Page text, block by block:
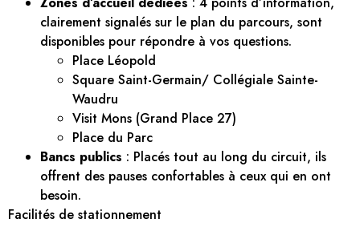
clairement signalés sur le plan du parcours, sont
disponibles pour répondre à vos questions.
Place Léopold
Square Saint-Germain/ Collégiale Sainte-
Waudru
Visit Mons (Grand Place 27)
Place du Parc
Bancs publics : Placés tout au long du circuit, ils
offrent des pauses confortables à ceux qui en ont
besoin.
Facilités de stationnement